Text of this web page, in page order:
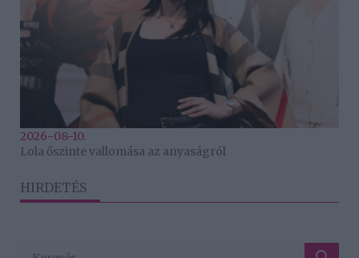
2026-08-10.
Lola őszinte vallomása az anyaságról
HIRDETÉS